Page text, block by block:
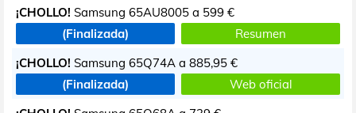
¡CHOLLO! Samsung 65AU8005 a 599 €
(Finalizada)
Resumen
¡CHOLLO! Samsung 65Q74A a 885,95 €
(Finalizada)
Web oficial